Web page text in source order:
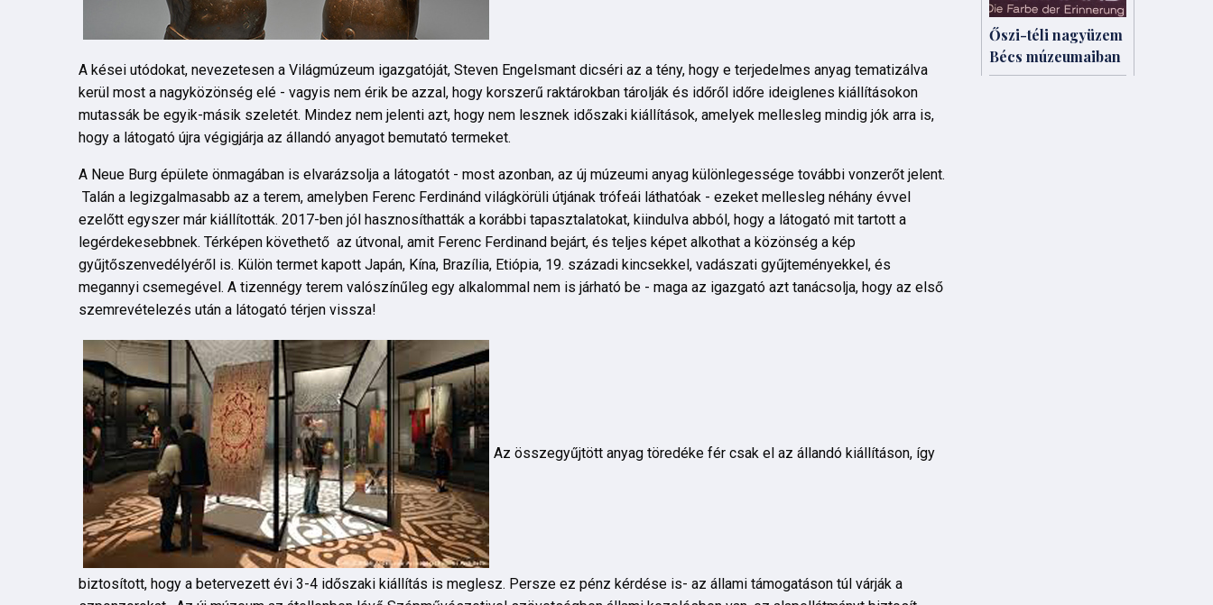
A kései utódokat, nevezetesen a Világmúzeum igazgatóját, Steven Engelsmant dicséri az a tény, hogy e terjedelmes anyag tematizálva
kerül most a nagyközönség elé - vagyis nem érik be azzal, hogy korszerű raktárokban tárolják és időről időre ideiglenes kiállításokon
mutassák be egyik-másik szeletét. Mindez nem jelenti azt, hogy nem lesznek időszaki kiállítások, amelyek mellesleg mindig jók arra is,
hogy a látogató újra végigjárja az állandó anyagot bemutató termeket.
A Neue Burg épülete önmagában is elvarázsolja a látogatót - most azonban, az új múzeumi anyag különlegessége további vonzerőt jelent.
Talán a legizgalmasabb az a terem, amelyben Ferenc Ferdinánd világkörüli útjának trófeái láthatóak - ezeket mellesleg néhány évvel
ezelőtt egyszer már kiállították. 2017-ben jól hasznosíthatták a korábbi tapasztalatokat, kiindulva abból, hogy a látogató mit tartott a
legérdekesebbnek. Térképen követhető az útvonal, amit Ferenc Ferdinand bejárt, és teljes képet alkothat a közönség a kép
gyűjtőszenvedélyéről is. Külön termet kapott Japán, Kína, Brazília, Etiópia, 19. századi kincsekkel, vadászati gyűjteményekkel, és
megannyi csemegével. A tizennégy terem valószínűleg egy alkalommal nem is járható be - maga az igazgató azt tanácsolja, hogy az első
szemrevételezés után a látogató térjen vissza!
Az összegyűjtött anyag töredéke fér csak el az állandó kiállításon, így
biztosított, hogy a betervezett évi 3-4 időszaki kiállítás is meglesz. Persze ez pénz kérdése is- az állami támogatáson túl várják a
Őszi-téli nagyüzem
Bécs múzeumaiban